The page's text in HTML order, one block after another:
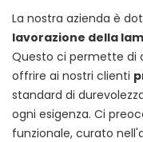
La nostra azienda è
lavorazione della
Questo ci permette di
offrire ai nostri clienti
standard di
ogni esigenza. Ci
funzionale, curato